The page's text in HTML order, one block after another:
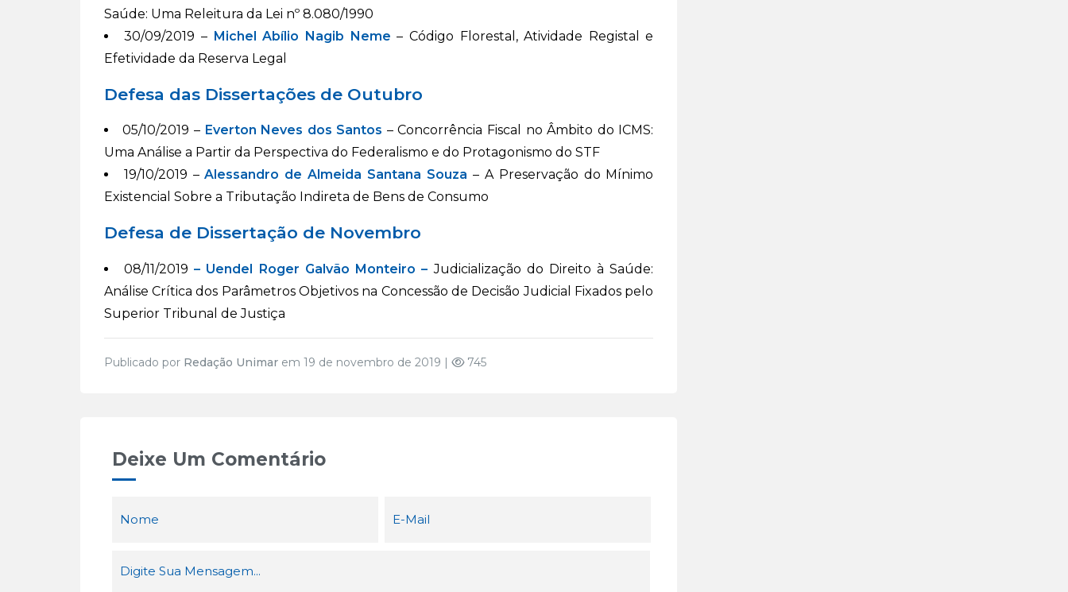
Saúde: Uma Releitura da Lei nº 8.080/1990
30/09/2019 – Michel Abílio Nagib Neme – Código Florestal, Atividade Registal e
Efetividade da Reserva Legal
Defesa das Dissertações de Outubro
05/10/2019 – Everton Neves dos Santos – Concorrência Fiscal no Âmbito do ICMS:
Uma Análise a Partir da Perspectiva do Federalismo e do Protagonismo do STF
19/10/2019 –Alessandro de Almeida Santana Souza – A Preservação do Mínimo
Existencial Sobre a Tributação Indireta de Bens de Consumo
Defesa de Dissertação de Novembro
08/11/2019 – Uendel Roger Galvão Monteiro –Judicialização do Direito à Saúde:
Análise Crítica dos Parâmetros Objetivos na Concessão de Decisão Judicial Fixados pelo
Superior Tribunal de Justiça
Publicado por Redação Unimarem 19 de novembro de 2019 | 745
Deixe Um Comentário